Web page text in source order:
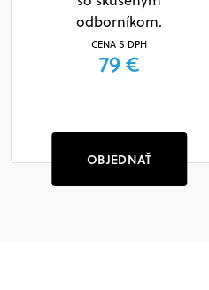
odborníkom.
CENA S DPH
79 €
OBJEDNAŤ